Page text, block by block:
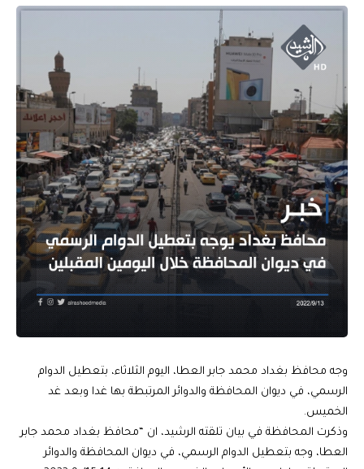
وجه محافظ بغداد محمد جابر العطا، اليوم الثلاثاء، بتعطيل الدوام
الرسمي، في ديوان المحافظة والدوائر المرتبطة بها غدا وبعد غد
الخميس.
وذكرت المحافظة في بيان تلقته الرشيد، ان “محافظ بغداد محمد جابر
العطا، وجه بتعطيل الدوام الرسمي، في ديوان المحافظة والدوائر